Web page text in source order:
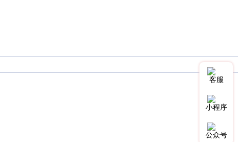
客服
小程序
公众号